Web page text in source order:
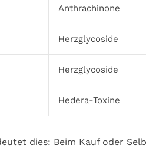
Anthrachinone
Herzglycoside
Herzglycoside
Hedera-Toxine
dies: Beim Kauf oder